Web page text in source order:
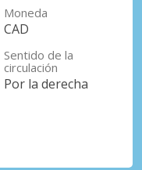
Moneda
CAD
Sentido de la
circulación
Por la derecha